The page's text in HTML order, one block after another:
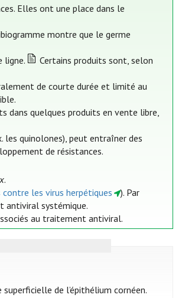
Elles ont une place dans le
montre que le germe
ligne.
Certains produits sont, selon
de courte durée et limité au
dans quelques produits en vente libre,
les quinolones), peut entraîner des
de résistances.
.
les virus herpétiques
). Par
antiviral systémique.
au traitement antiviral.
de l’épithélium cornéen.